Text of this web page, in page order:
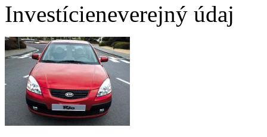
Investícieneverejný údaj